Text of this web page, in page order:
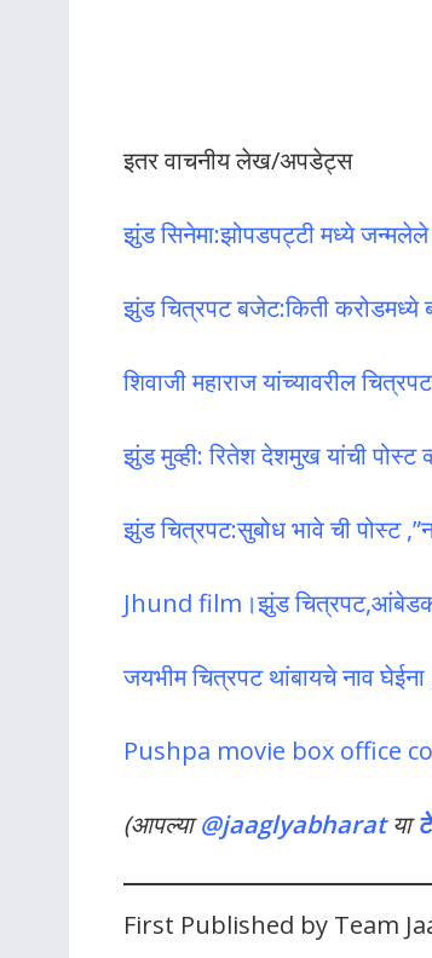
इतर वाचनीय लेख/अपडेट्स
झुंड सिनेमा:झोपडपट्टी मध्ये
झुंड चित्रपट बजेट:किती
शिवाजी महाराज यांच्यावरील
झुंड मुव्ही: रितेश देशमुख यांची पोस्ट
झुंड चित्रपट:सुबोध भावे ची पोस्ट
Jhund film।झुंड
जयभीम चित्रपट थांबायचे नाव
Pushpa movie box office
(आपल्या@jaaglyabharat या
First Published by Team